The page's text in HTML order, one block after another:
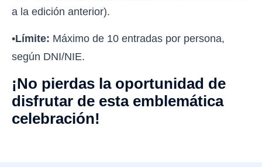
a la edición anterior).
•Límite: Máximo de 10 entradas por persona,
según DNI/NIE.
¡No pierdas la oportunidad de
disfrutar de esta emblemática
celebración!